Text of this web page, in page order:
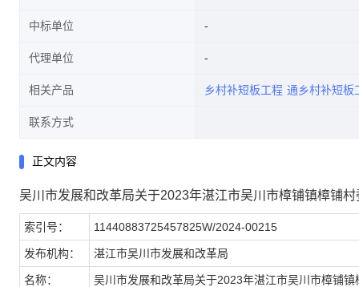
中标单位
代理单位
相关产品 乡村补短板工程 通乡村补短板
联系方式
正文内容
吴川市发展和改革局关于2023年湛江市吴川市樟铺镇樟铺
索引号： 11440883725457825W/2024-00215
发布机构： 湛江市吴川市发展和改革局
名称： 吴川市发展和改革局关于2023年湛江市吴川市樟铺